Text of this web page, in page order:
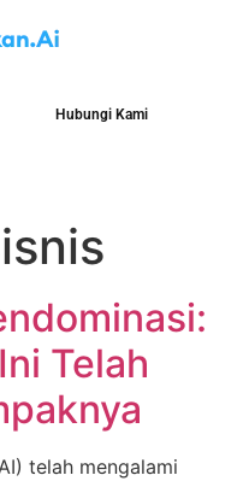
Hubungi Kami
Telah
telah mengalami